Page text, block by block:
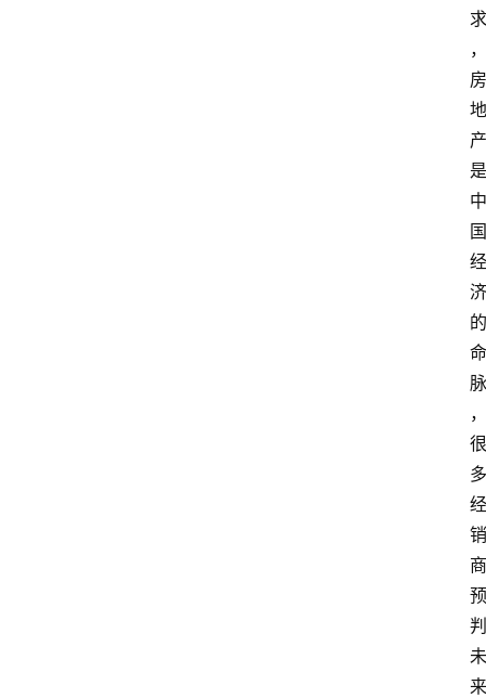
求
，
房
地
产
是
中
国
经
济
的
命
脉
，
很
多
经
销
商
预
判
未
来